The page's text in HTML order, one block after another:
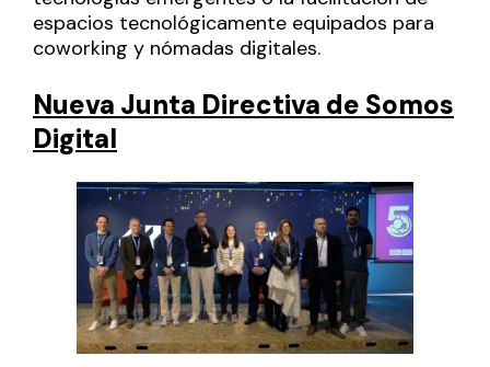
espacios tecnológicamente equipados para
coworking y nómadas digitales.
Nueva Junta Directiva de Somos
Digital